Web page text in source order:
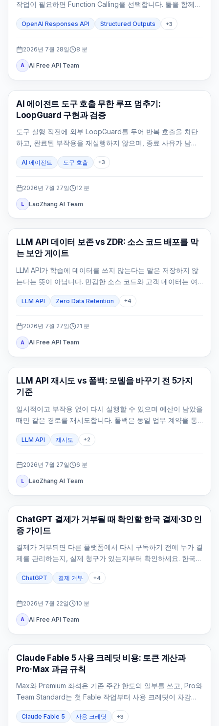
작업이 필요하면 Function Calling을 선택합니다. 둘을 함께
할 때뿐입니다.
OpenAI Responses API Structured Outputs +3
2026년 7월 28일 8 분
A AI Free API Team
AI API
AI 에이전트 도구 호출 무한 루프 멈추기:
LoopGuard 구현과 검증
도구 실행 직전에 외부 LoopGuard를 두어 반복 호출을 차단
하고, 완료된 부작용을 재실행하지 않으며, 종료 사유가 남는
AI 에이전트 도구 호출 +3
2026년 7월 27일 12 분
L LaoZhang AI Team
API 가이드
LLM API 데이터 보존 vs ZDR: 소스 코드 배포를 막
는 보안 게이트
LLM API가 학습에 데이터를 쓰지 않는다는 말은 저장하지 않
는다는 뜻이 아닙니다. 민감한 소스 코드와 고객 데이터는 여
에만 배포해야 합니다.
LLM API Zero Data Retention +4
2026년 7월 27일 21 분
A AI Free API Team
API 가이드
LLM API 재시도 vs 폴백: 모델을 바꾸기 전 5가지
기준
일시적이고 부작용 없이 다시 실행할 수 있으며 예산이 남았을
때만 같은 경로를 재시도합니다. 폴백은 동일 업무 계약을 통
LLM API 재시도 +2
2026년 7월 27일 6 분
L LaoZhang AI Team
ChatGPT
ChatGPT 결제가 거부될 때 확인할 한국 결제·3D 인
증 가이드
결제가 거부되면 다른 플랫폼에서 다시 구독하기 전에 누가 결
제를 관리하는지, 실제 청구가 있는지부터 확인하세요. 한국
로를 정리했습니다.
ChatGPT 결제 거부 +4
2026년 7월 22일 10 분
A AI Free API Team
Claude AI
Claude Fable 5 사용 크레딧 비용: 토큰 계산과
Pro·Max 과금 규칙
Max와 Premium 좌석은 기존 주간 한도의 일부를 쓰고, Pro와
Team Standard는 첫 Fable 작업부터 사용 크레딧이 차감됩
Claude Fable 5 사용 크레딧 +3